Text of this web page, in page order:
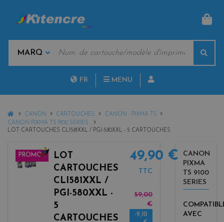
MARQUES
CLÉS
FR MENU
HOMECANON CARTOUCHES
CANON - PIXMA TS
CANON PIXMA TS 9100 SERIES
LOT CARTOUCHES CLI581XXL / PGI-580XXL - 5 CARTOUCHES
PROMO !
LOT
CARTOUCHES
CLI581XXL /
PGI-580XXL -
5
CARTOUCHES
b
49,90 €
TTC
59,00
€
-9,10
CANON
PIXMA
TS 9100
SERIES
AVEC